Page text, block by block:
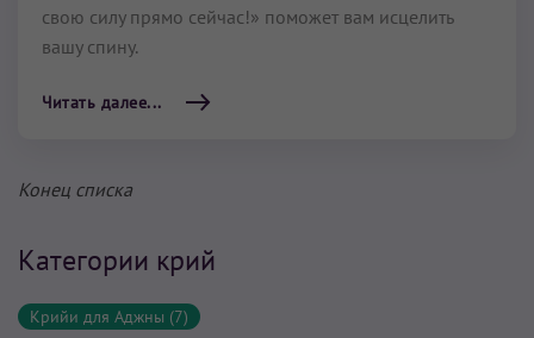
свою силу прямо сейчас!» поможет вам исцелить
вашу спину.
Читать далее...
Конец списка
Категории крий
Крийи для Аджны (7)